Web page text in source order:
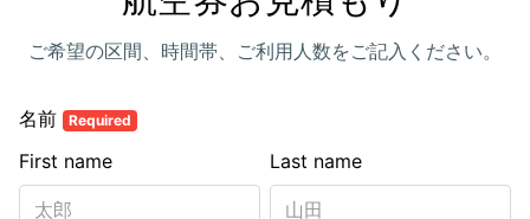
ご希望の区間、時間帯、ご利用人数をご記入ください。
名前 Required
Last name
First name